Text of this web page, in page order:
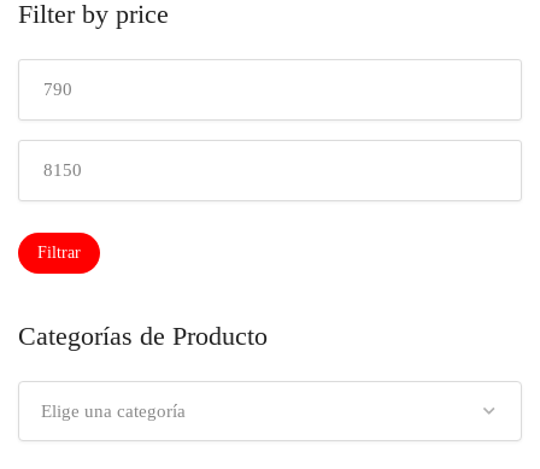
Filter by price
Precio
mínimo
Precio
máximo
Filtrar
Categorías de Producto
Elige una categoría